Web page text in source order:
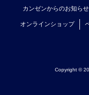
カンゼンからのお知らせ
オンラインショップ
Copyright ©